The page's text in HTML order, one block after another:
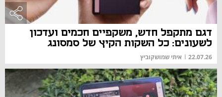
דגם מתקפל חדש, משקפיים חכמים ועדכון
לשעונים: כל השקות הקיץ של סמסונג
22.07.26
| איתי שמושקוביץ